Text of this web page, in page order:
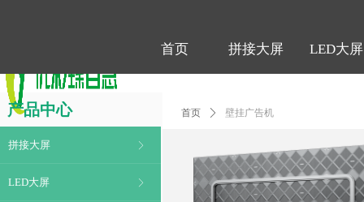
首页 拼接大屏 LED大屏
首页 ꄲ 壁挂广告机
拼接大屏 ꁕ
LED大屏 ꁕ
产品中心